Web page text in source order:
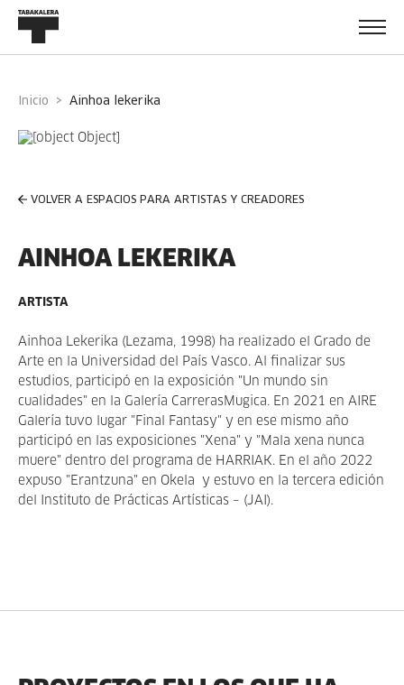
Inicio ainhoa lekerika
VOLVER A ESPACIOS PARA ARTISTAS Y CREADORES
AINHOA LEKERIKA
ARTISTA
Ainhoa Lekerika (Lezama, 1998) ha realizado el Grado de
Arte en la Universidad del País Vasco. Al finalizar sus
estudios, participó en la exposición "Un mundo sin
cualidades" en la Galería CarrerasMugica. En 2021 en AIRE
Galería tuvo lugar "Final Fantasy" y en ese mismo año
participó en las exposiciones "Xena" y "Mala xena nunca
muere" dentro del programa de HARRIAK. En el año 2022
expuso "Erantzuna" en Okela y estuvo en la tercera edición
del
Instituto de Prácticas Artí sticas – (JAI).